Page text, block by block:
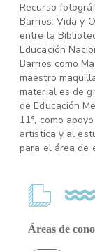
Recurso
Barrios: Vida y
entre la
Educación
Barrios como
maestro
material es de
de Educación
11°, como
artística y al
para el área de
Áreas de